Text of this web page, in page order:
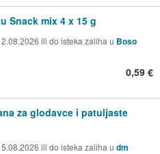
Snack mix 4 x 15 g
ili do isteka zaliha u Boso
0,59 €
za glodavce i patuljaste
ili do isteka zaliha u dm